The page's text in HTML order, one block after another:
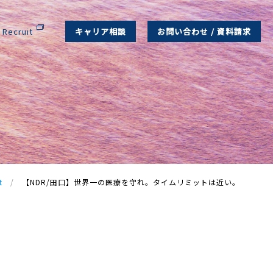
Recruit キャリア相談 お問い合わせ / 資料請求
/ 【NDR/田口】世界一の医療を守れ。タイムリミットは近い。